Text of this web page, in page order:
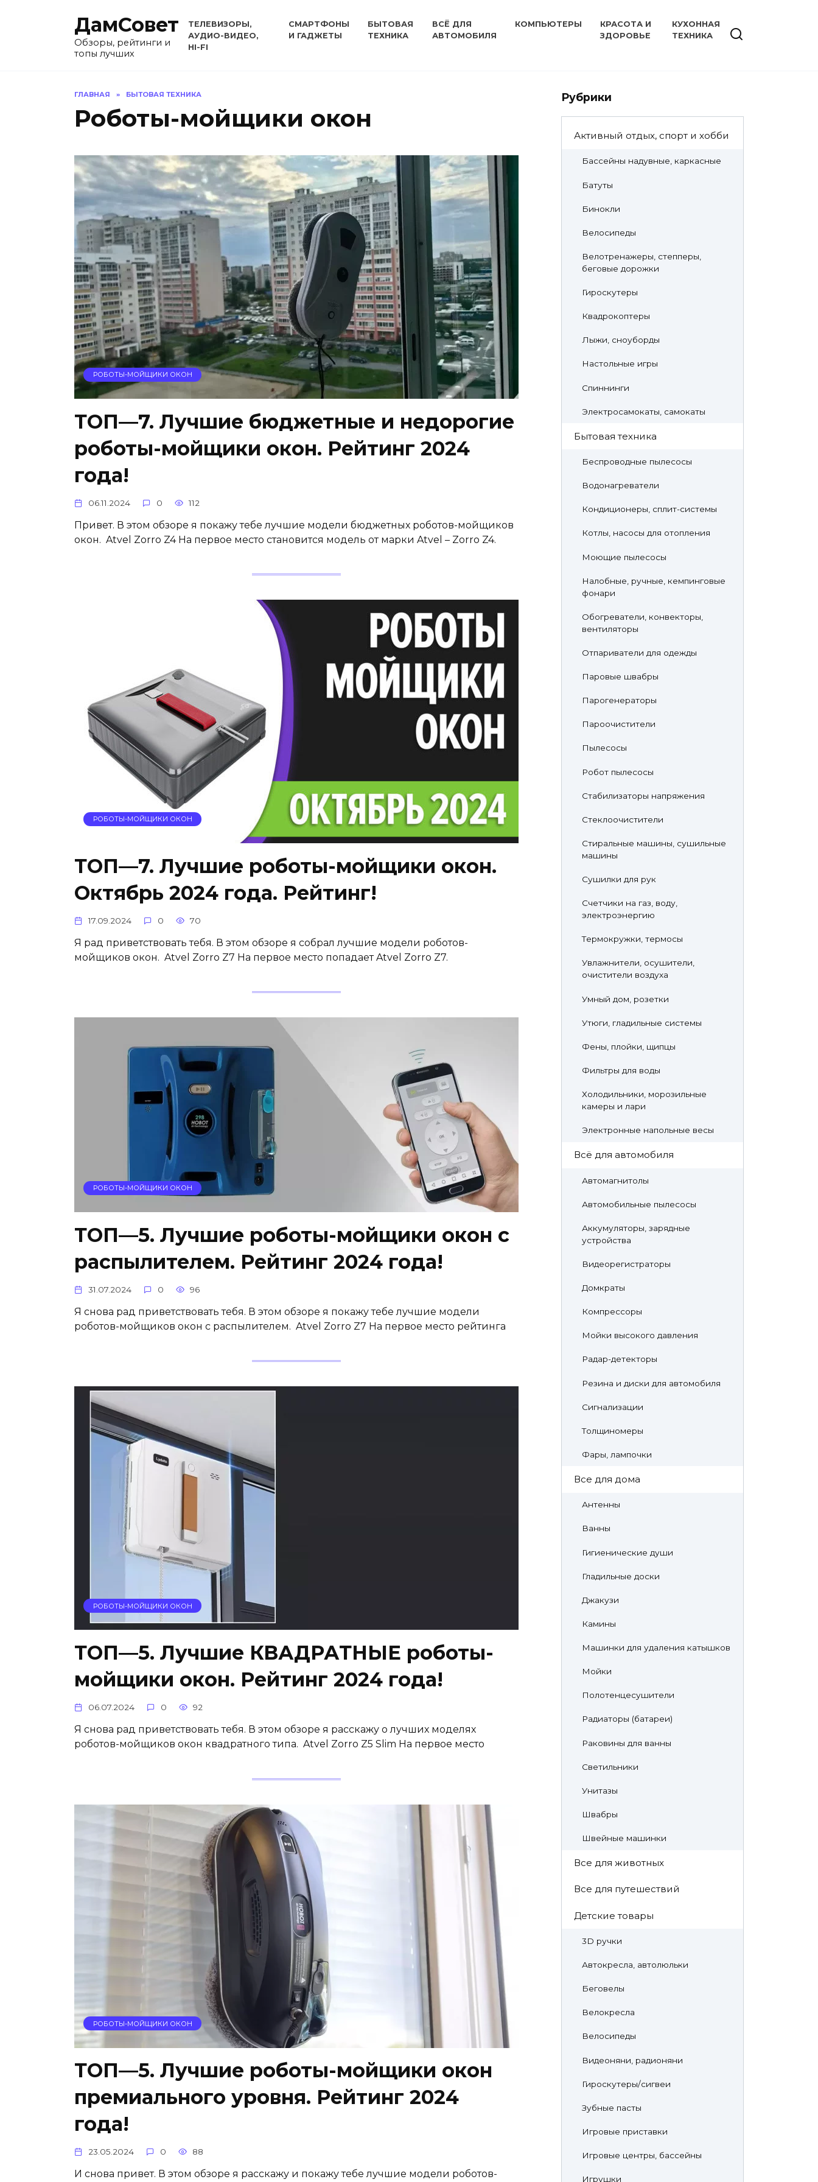
ДамСовет
Обзоры, рейтинги и
топы лучших
ТЕЛЕВИЗОРЫ,
АУДИО-ВИДЕО,
HI-FI
СМАРТФОНЫ
И ГАДЖЕТЫ
БЫТОВАЯ
ТЕХНИКА
ВСЁ ДЛЯ
АВТОМОБИЛЯ
КОМПЬЮТЕРЫ
КРАСОТА И
ЗДОРОВЬЕ
КУХОННАЯ
ТЕХНИКА
ГЛАВНАЯ » БЫТОВАЯ ТЕХНИКА
Роботы-мойщики окон
РОБОТЫ-МОЙЩИКИ ОКОН
ТОП—7. Лучшие бюджетные и недорогие
роботы-мойщики окон. Рейтинг 2024
года!
06.11.2024 0 112
Привет. В этом обзоре я покажу тебе лучшие модели бюджетных роботов-мойщиков
окон. Atvel Zorro Z4 На первое место становится модель от марки Atvel – Zorro Z4.
РОБОТЫ-МОЙЩИКИ ОКОН
ТОП—7. Лучшие роботы-мойщики окон.
Октябрь 2024 года. Рейтинг!
17.09.2024 0 70
Я рад приветствовать тебя. В этом обзоре я собрал лучшие модели роботов-
мойщиков окон. Atvel Zorro Z7 На первое место попадает Atvel Zorro Z7.
РОБОТЫ-МОЙЩИКИ ОКОН
ТОП—5. Лучшие роботы-мойщики окон с
распылителем. Рейтинг 2024 года!
31.07.2024 0 96
Я снова рад приветствовать тебя. В этом обзоре я покажу тебе лучшие модели
роботов-мойщиков окон с распылителем. Atvel Zorro Z7 На первое место рейтинга
РОБОТЫ-МОЙЩИКИ ОКОН
ТОП—5. Лучшие КВАДРАТНЫЕ роботы-
мойщики окон. Рейтинг 2024 года!
06.07.2024 0 92
Я снова рад приветствовать тебя. В этом обзоре я расскажу о лучших моделях
роботов-мойщиков окон квадратного типа. Atvel Zorro Z5 Slim На первое место
РОБОТЫ-МОЙЩИКИ ОКОН
ТОП—5. Лучшие роботы-мойщики окон
премиального уровня. Рейтинг 2024
года!
23.05.2024 0 88
И снова привет. В этом обзоре я расскажу и покажу тебе лучшие модели роботов-
Рубрики
Активный отдых, спорт и хобби
Бассейны надувные, каркасные
Батуты
Бинокли
Велосипеды
Велотренажеры, степперы,
беговые дорожки
Гироскутеры
Квадрокоптеры
Лыжи, сноуборды
Настольные игры
Спиннинги
Электросамокаты, самокаты
Бытовая техника
Беспроводные пылесосы
Водонагреватели
Кондиционеры, сплит-системы
Котлы, насосы для отопления
Моющие пылесосы
Налобные, ручные, кемпинговые
фонари
Обогреватели, конвекторы,
вентиляторы
Отпариватели для одежды
Паровые швабры
Парогенераторы
Пароочистители
Пылесосы
Робот пылесосы
Стабилизаторы напряжения
Стеклоочистители
Стиральные машины, сушильные
машины
Сушилки для рук
Счетчики на газ, воду,
электроэнергию
Термокружки, термосы
Увлажнители, осушители,
очистители воздуха
Умный дом, розетки
Утюги, гладильные системы
Фены, плойки, щипцы
Фильтры для воды
Холодильники, морозильные
камеры и лари
Электронные напольные весы
Всё для автомобиля
Автомагнитолы
Автомобильные пылесосы
Аккумуляторы, зарядные
устройства
Видеорегистраторы
Домкраты
Компрессоры
Мойки высокого давления
Радар-детекторы
Резина и диски для автомобиля
Сигнализации
Толщиномеры
Фары, лампочки
Все для дома
Антенны
Ванны
Гигиенические души
Гладильные доски
Джакузи
Камины
Машинки для удаления катышков
Мойки
Полотенцесушители
Радиаторы (батареи)
Раковины для ванны
Светильники
Унитазы
Швабры
Швейные машинки
Все для животных
Все для путешествий
Детские товары
3D ручки
Автокресла, автолюльки
Беговелы
Велокресла
Велосипеды
Видеоняни, радионяни
Гироскутеры/сигвеи
Зубные пасты
Игровые приставки
Игровые центры, бассейны
Игрушки